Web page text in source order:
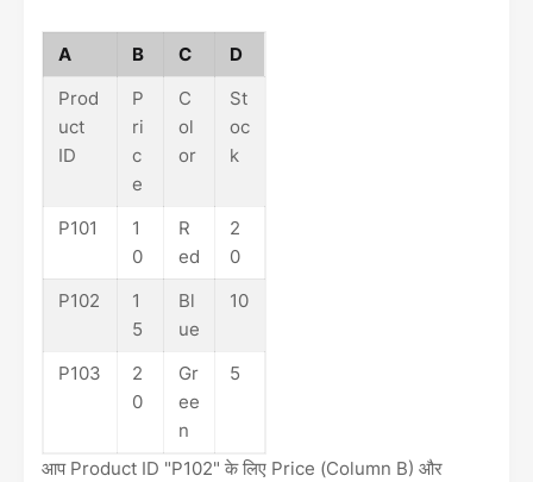
A B C
D
Prod
uct
ID
P
ri
c
e
C
ol
or
St
oc
k
P101
1
0
R
ed
2
0
P102
1
5
Bl
ue
10
P103
2
0
Gr
ee
n
5
आप Product ID "P102" के लिए Price (Column B) और